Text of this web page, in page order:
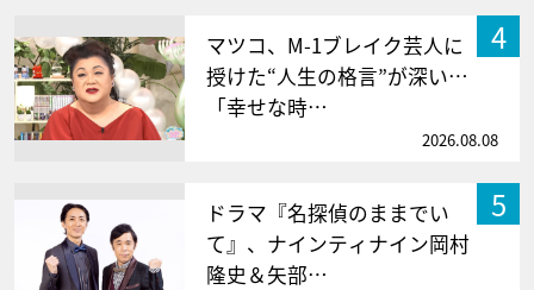
4
マツコ、M-1ブレイク芸人に
授けた“人生の格言”が深い…
「幸せな時…
2026.08.08
5
ドラマ『名探偵のままでい
て』、ナインティナイン岡村
隆史＆矢部…